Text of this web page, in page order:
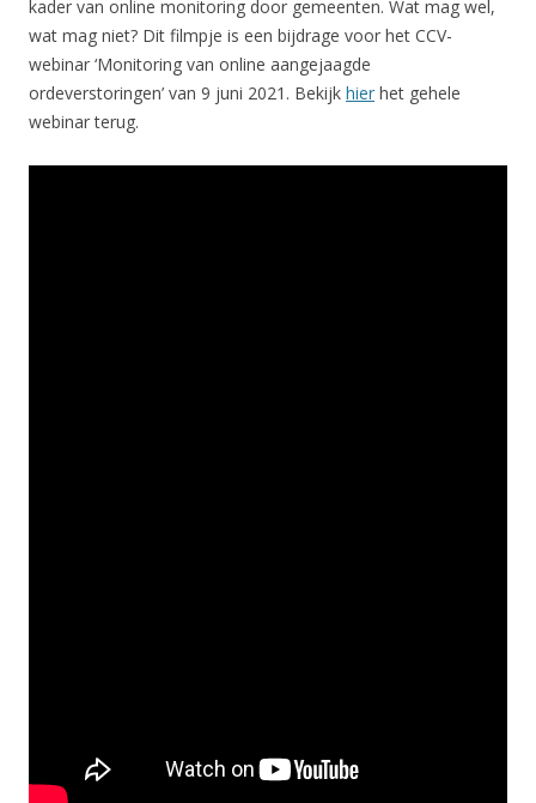
kader van online monitoring door gemeenten. Wat mag wel,
wat mag niet? Dit filmpje is een bijdrage voor het CCV-
webinar ‘Monitoring van online aangejaagde
ordeverstoringen’ van 9 juni 2021. Bekijk hier het gehele
webinar terug.